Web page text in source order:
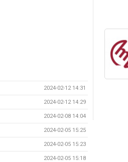
2024-02-12 14:31
2024-02-12 14:29
2024-02-08 14:04
2024-02-05 15:25
2024-02-05 15:23
2024-02-05 15:18